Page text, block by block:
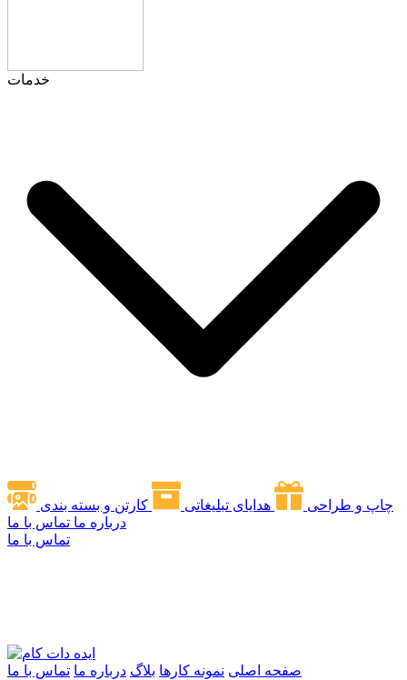
خدمات
چاپ و طراحی هدایای تبلیغاتی
کارتن و بسته بندی
درباره ما تماس با ما
تماس با ما
صفحه اصلی نمونه کارها بلاگ درباره ما تماس با ما